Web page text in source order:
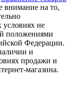
на то,
не
положениями
Федерации.
и
продажи и
магазина.